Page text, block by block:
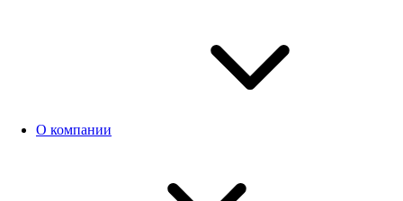
О компании